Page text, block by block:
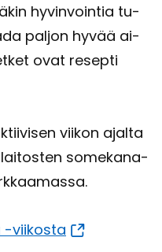
hy­vin­voin­tia tu­
pal­jon hyvää ai­
ovat re­sep­ti
vii­kon ajal­ta
so­me­ka­na­
-​viikosta